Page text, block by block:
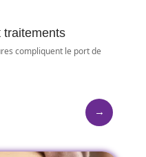
traitements
compliquent le port de